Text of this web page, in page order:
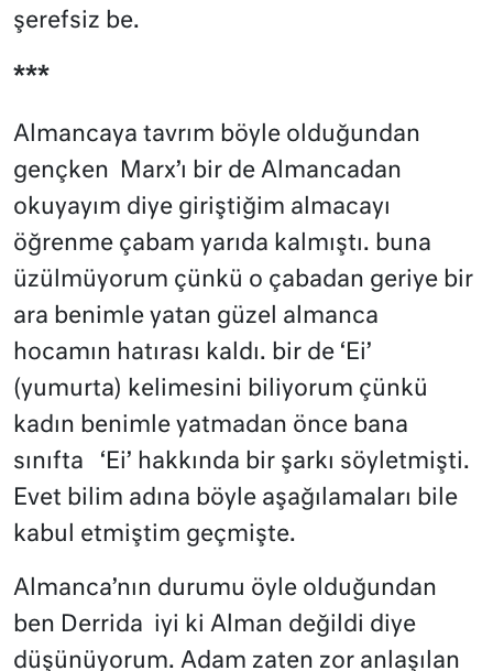
şerefsiz be.
***
Almancaya tavrım böyle olduğundan
gençken
Marx’ı bir de Almancadan
okuyayım diye giriştiğim almacayı
öğrenme çabam yarıda kalmıştı. buna
üzülmüyorum çünkü o çabadan geriye bir
ara benimle yatan güzel almanca
hocamın hatırası kaldı. bir de ‘Ei’
(yumurta) kelimesini biliyorum çünkü
kadın benimle yatmadan önce bana
sınıfta
‘Ei’ hakkında bir şarkı söyletmişti.
Evet bilim adına böyle aşağılamaları bile
kabul etmiştim geçmişte.
Almanca’nın durumu öyle olduğundan
ben Derrida iyi ki Alman değildi diye
düşünüyorum. Adam zaten zor anlaşılan